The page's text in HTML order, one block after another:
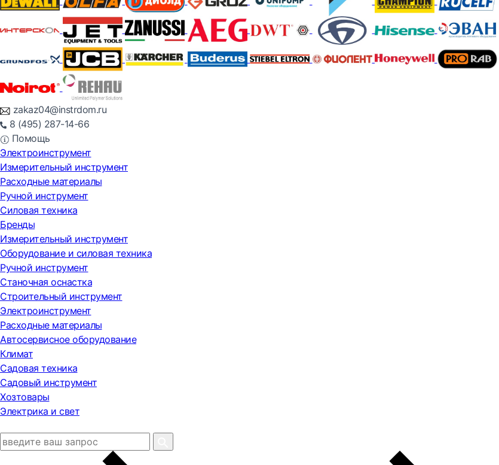
zakaz04@instrdom.ru
8 (495) 287-14-66
Помощь
Электроинструмент
Измерительный инструмент
Расходные материалы
Ручной инструмент
Силовая техника
Бренды
Измерительный инструмент
Оборудование и силовая техника
Ручной инструмент
Станочная оснастка
Строительный инструмент
Электроинструмент
Расходные материалы
Автосервисное оборудование
Климат
Садовая техника
Садовый инструмент
Хозтовары
Электрика и свет